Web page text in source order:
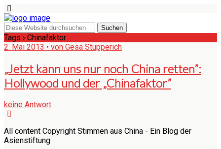
Tags › Chinafaktor
2. Mai 2013 • von Gesa Stupperich
„Jetzt kann uns nur noch China retten”:
Hollywood und der „Chinafaktor”
keine Antwort
All content Copyright Stimmen aus China - Ein Blog der
Asienstiftung